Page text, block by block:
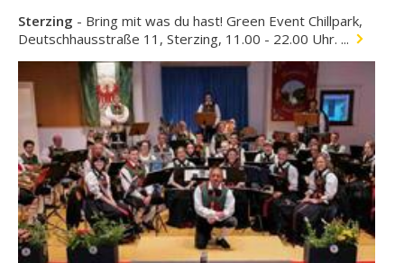
Sterzing - Bring mit was du hast! Green Event Chillpark,
Deutschhausstraße 11, Sterzing, 11.00 - 22.00 Uhr. ...